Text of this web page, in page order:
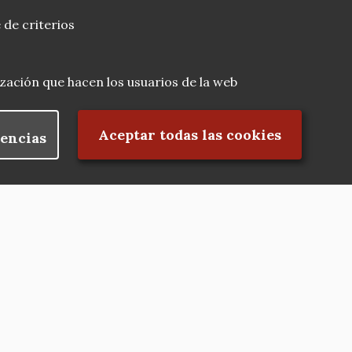
de criterios
que hacen los usuarios de la web
Aceptar todas las cookies
Rechazar el consentimiento